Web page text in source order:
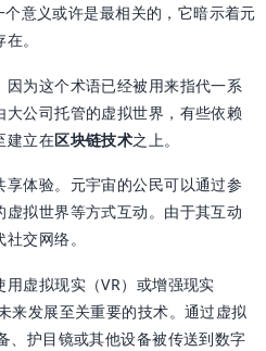
个意义或许是最相关的，它暗示着元
。
为这个术语已经被用来指代一系
公司托管的虚拟世界，有些依赖
建立在区块链技术之上。
体验。元宇宙的公民可以通过参
拟世界等方式互动。由于其互动
交网络。
虚拟现实（VR）或增强现实
来发展至关重要的技术。通过虚拟
、护目镜或其他设备被传送到数字